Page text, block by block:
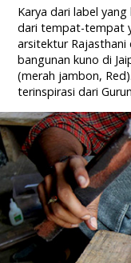
Karya dari label
dari tempat-tempat
arsitektur
bangunan kuno di
(merah jambon,
terinspirasi dari